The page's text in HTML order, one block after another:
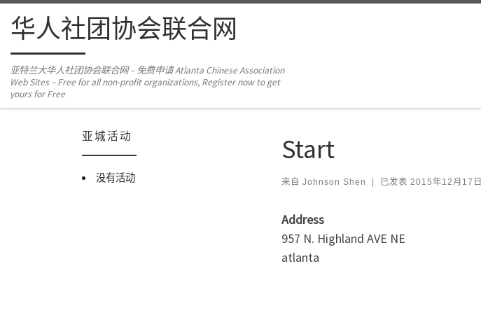
Skip to content
华人社团协会联合网
亚特兰大华人社团协会联合网 – 免费申请 Atlanta Chinese Association
Web Sites – Free for all non-profit organizations, Register now to get
yours for Free
Start
来自 Johnson Shen 已发表 2015年12月17日
Address
957 N. Highland AVE NE
atlanta
亚城活动
没有活动